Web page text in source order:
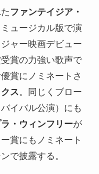
ファンテイジア・
ュージカル版で演
ャー映画デビュー
賞の力強い歌声で
賞にノミネートさ
ス。同じくブロー
イバル公演）にも
・ウィンフリーが
賞にもノミネート
で披露する。